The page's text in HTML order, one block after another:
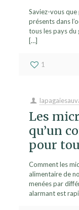
Saviez-vous
présents dans
tous les pays du
[…]
1
Les
qu’un
pour
Comment les
alimentaire de
menées par
alarmant est